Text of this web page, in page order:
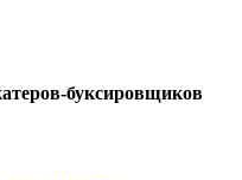
буксировщиков